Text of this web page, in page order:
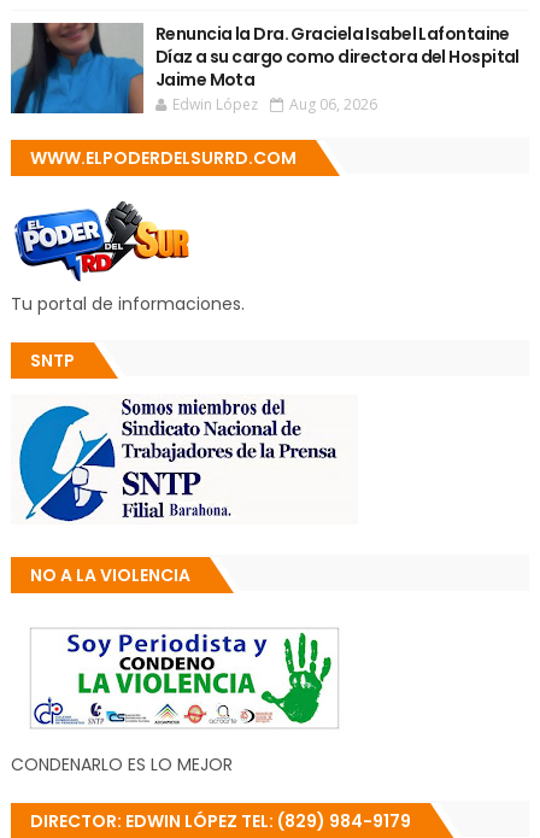
Renuncia la Dra. Graciela Isabel Lafontaine
Díaz a su cargo como directora del Hospital
Jaime Mota
Edwin López Aug 06, 2026
WWW.ELPODERDELSURRD.COM
Tu portal de informaciones.
SNTP
NO A LA VIOLENCIA
CONDENARLO ES LO MEJOR
DIRECTOR: EDWIN LÓPEZ TEL: (829) 984-9179